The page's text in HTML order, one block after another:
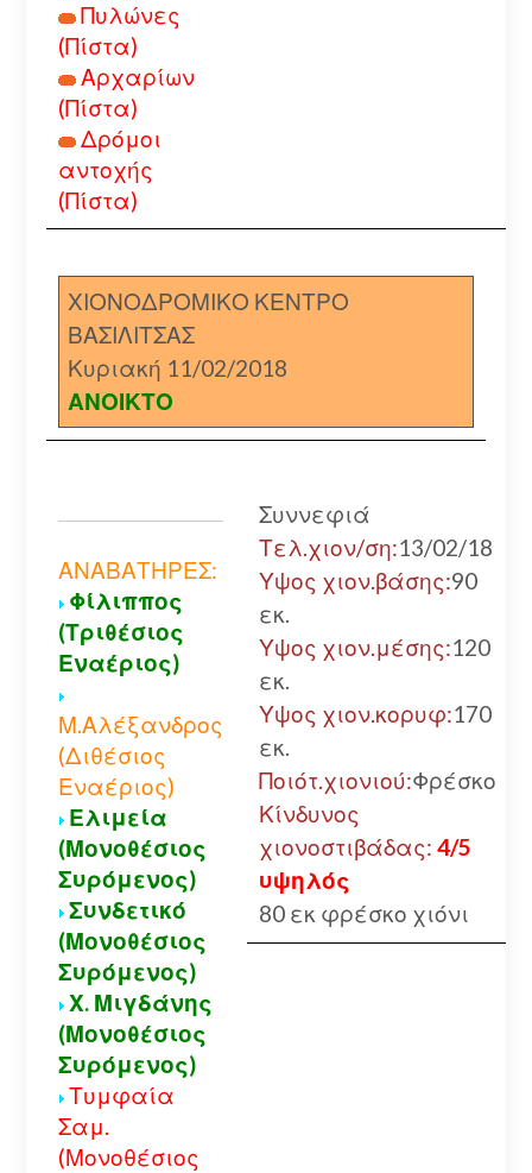
Πυλώνες
(Πίστα)
Αρχαρίων
(Πίστα)
Δρόμοι
αντοχής
(Πίστα)
ΧΙΟΝΟΔΡΟΜΙΚΟ ΚΕΝΤΡΟ
ΒΑΣΙΛΙΤΣΑΣ
Κυριακή 11/02/2018
ΑΝΟΙΚΤΟ
ΑΝΑΒΑΤΗΡΕΣ:
Φίλιππος
(Τριθέσιος
Εναέριος)
Μ.Αλέξανδρος
(Διθέσιος
Εναέριος)
Ελιμεία
(Μονοθέσιος
Συρόμενος)
Συνδετικό
(Μονοθέσιος
Συρόμενος)
Χ. Μιγδάνης
(Μονοθέσιος
Συρόμενος)
Τυμφαία
Σαμ.
(Μονοθέσιος
Συννεφιά
Τελ.χιον/ση:13/02/18
Υψος χιον.βάσης:90
εκ.
Υψος χιον.μέσης:120
εκ.
Υψος χιον.κορυφ:170
εκ.
Ποιότ.χιονιού:Φρέσκο
Κίνδυνος
χιονοστιβάδας: 4/5
υψηλός
80 εκ φρέσκο χιόνι